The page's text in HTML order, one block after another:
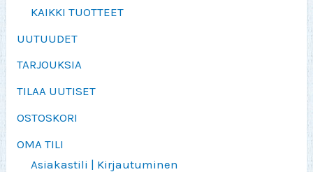
KAIKKI TUOTTEET
UUTUUDET
TARJOUKSIA
TILAA UUTISET
OSTOSKORI
OMA TILI
Asiakastili | Kirjautuminen